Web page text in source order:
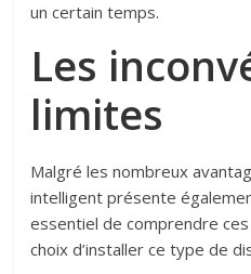
un certain temps.
Les
limites
Malgré les nombreux
intelligent présente
essentiel de comprendre
choix d’installer ce type de